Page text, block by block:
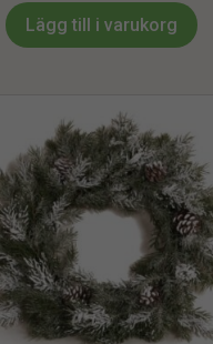
Lägg till i varukorg